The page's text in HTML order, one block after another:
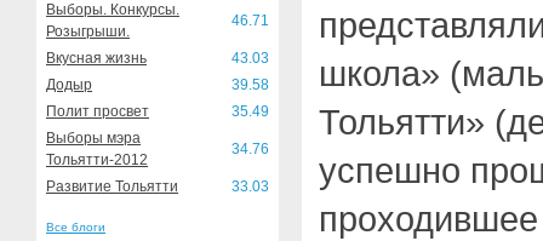
Выборы. Конкурсы.
Розыгрыши.
46.71
Вкусная жизнь
43.03
Додыр
39.58
Полит просвет
35.49
Выборы мэра
Тольятти-2012
34.76
Развитие Тольятти 33.03
Все блоги
школа»
Тольятти»
успешно